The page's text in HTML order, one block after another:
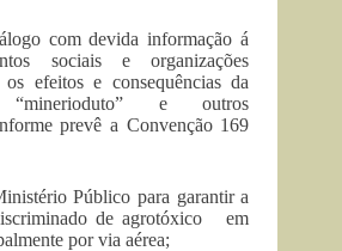
com devida informação á
sociais e organizações
os efeitos e consequências da
e outros
prevê a Convenção 169
Público para garantir a
de agrotóxico em
por via aérea;